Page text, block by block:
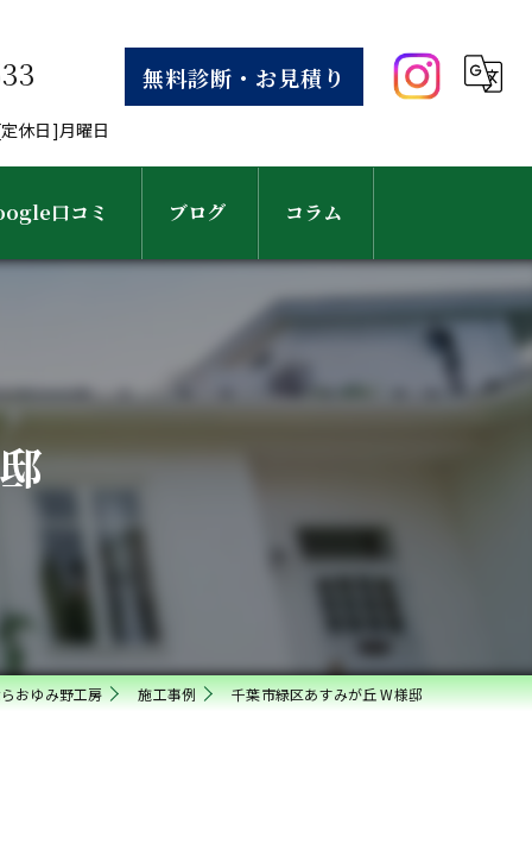
無料診断・お見積り
休日]月曜日
口コミ ブログ コラム
おゆみ野工房 施工事例 千葉市緑区あすみが丘 W様邸